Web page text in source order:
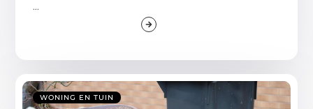
...
WONING EN TUIN